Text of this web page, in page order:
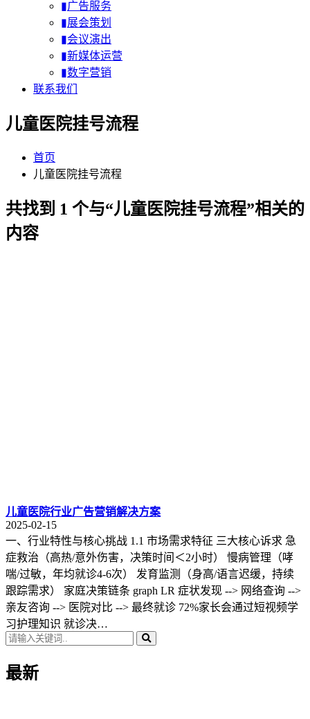
▮广告服务
▮展会策划
▮会议演出
▮新媒体运营
▮数字营销
联系我们
儿童医院挂号流程
首页
儿童医院挂号流程
共找到 1 个与“儿童医院挂号流程”相关的
内容
儿童医院行业广告营销解决方案
2025-02-15
一、行业特性与核心挑战 1.1 市场需求特征 三大核心诉求 急
症救治（高热/意外伤害，决策时间＜2小时） 慢病管理（哮
喘/过敏，年均就诊4-6次） 发育监测（身高/语言迟缓，持续
跟踪需求） 家庭决策链条 graph LR 症状发现 --> 网络查询 -->
亲友咨询 --> 医院对比 --> 最终就诊 72%家长会通过短视频学
习护理知识 就诊决…
最新